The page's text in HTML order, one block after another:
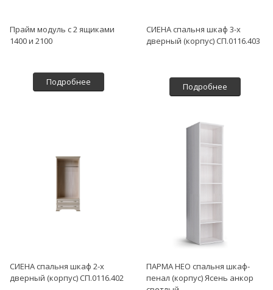
Прайм модуль с 2 ящиками
1400 и 2100
Подробнее
СИЕНА спальня шкаф 3-х
дверный (корпус) СП.0116.403
Подробнее
СИЕНА спальня шкаф 2-х
дверный (корпус) СП.0116.402
ПАРМА НЕО спальня шкаф-
пенал (корпус) Ясень анкор